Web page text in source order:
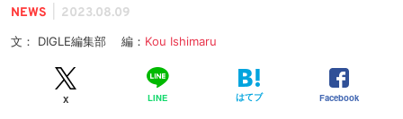
NEWS 2023.08.09
文： DIGLE編集部 編： Kou Ishimaru
X LINE はてブ Facebook